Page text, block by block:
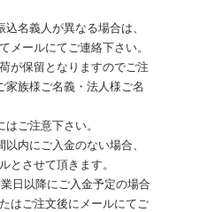
名義人が異なる場合は、
メールにてご連絡下さい。
が保留となりますのでご注
家族様ご名義・法人様ご名
ご注意下さい。
内にご入金のない場合、
とさせて頂きます。
日以降にご入金予定の場合
はご注文後にメールにてご